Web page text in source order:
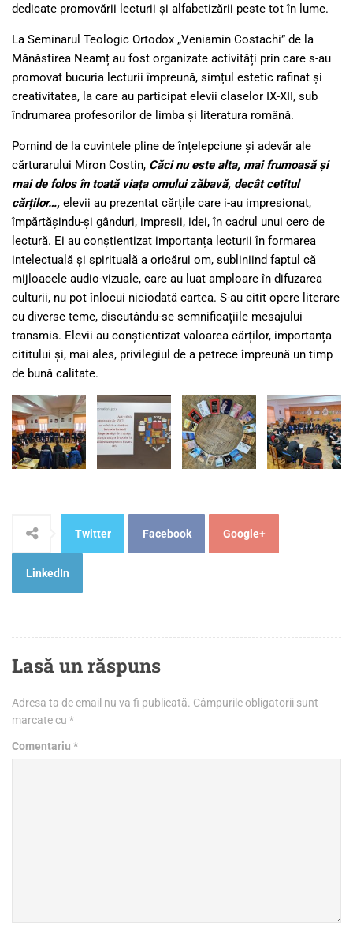
dedicate promovării lecturii și alfabetizării peste tot în lume.
La Seminarul Teologic Ortodox „Veniamin Costachi” de la
Mănăstirea Neamț au fost organizate activități prin care s-au
promovat bucuria lecturii împreună, simțul estetic rafinat și
creativitatea, la care au participat elevii claselor IX-XII, sub
îndrumarea profesorilor de limba și literatura română.
Pornind de la cuvintele pline de înțelepciune și adevăr ale
cărturarului Miron Costin, Căci nu este alta, mai frumoasă și
mai de folos în toată viața omului zăbavă, decât cetitul
cărților…, elevii au prezentat cărțile care i-au impresionat,
împărtășindu-și gânduri, impresii, idei, în cadrul unui cerc de
lectură. Ei au conștientizat importanța lecturii în formarea
intelectuală și spirituală a oricărui om, subliniind faptul că
mijloacele audio-vizuale, care au luat amploare în difuzarea
culturii, nu pot înlocui niciodată cartea. S-au citit opere literare
cu diverse teme, discutându-se semnificațiile mesajului
transmis. Elevii au conștientizat valoarea cărților, importanța
cititului și, mai ales, privilegiul de a petrece împreună un timp
de bună calitate.
Twitter Facebook Google+
LinkedIn
Lasă un răspuns
Adresa ta de email nu va fi publicată. Câmpurile obligatorii sunt
marcate cu *
Comentariu *